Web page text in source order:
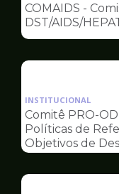
COMAIDS -
DST/AIDS/
INSTITUCIONAL
Comitê PRO-
Políticas de
Objetivos de